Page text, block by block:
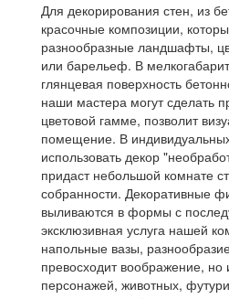
Для декорирования стен, из
красочные композиции,
разнообразные ландшафты,
или барельеф. В
глянцевая поверхность
наши мастера могут сделать
цветовой гамме, позволит
помещение. В
использовать декор
придаст небольшой комнате
собранности. Декоративные
выливаются в формы с
эксклюзивная услуга нашей
напольные вазы,
превосходит воображение,
персонажей, животных,